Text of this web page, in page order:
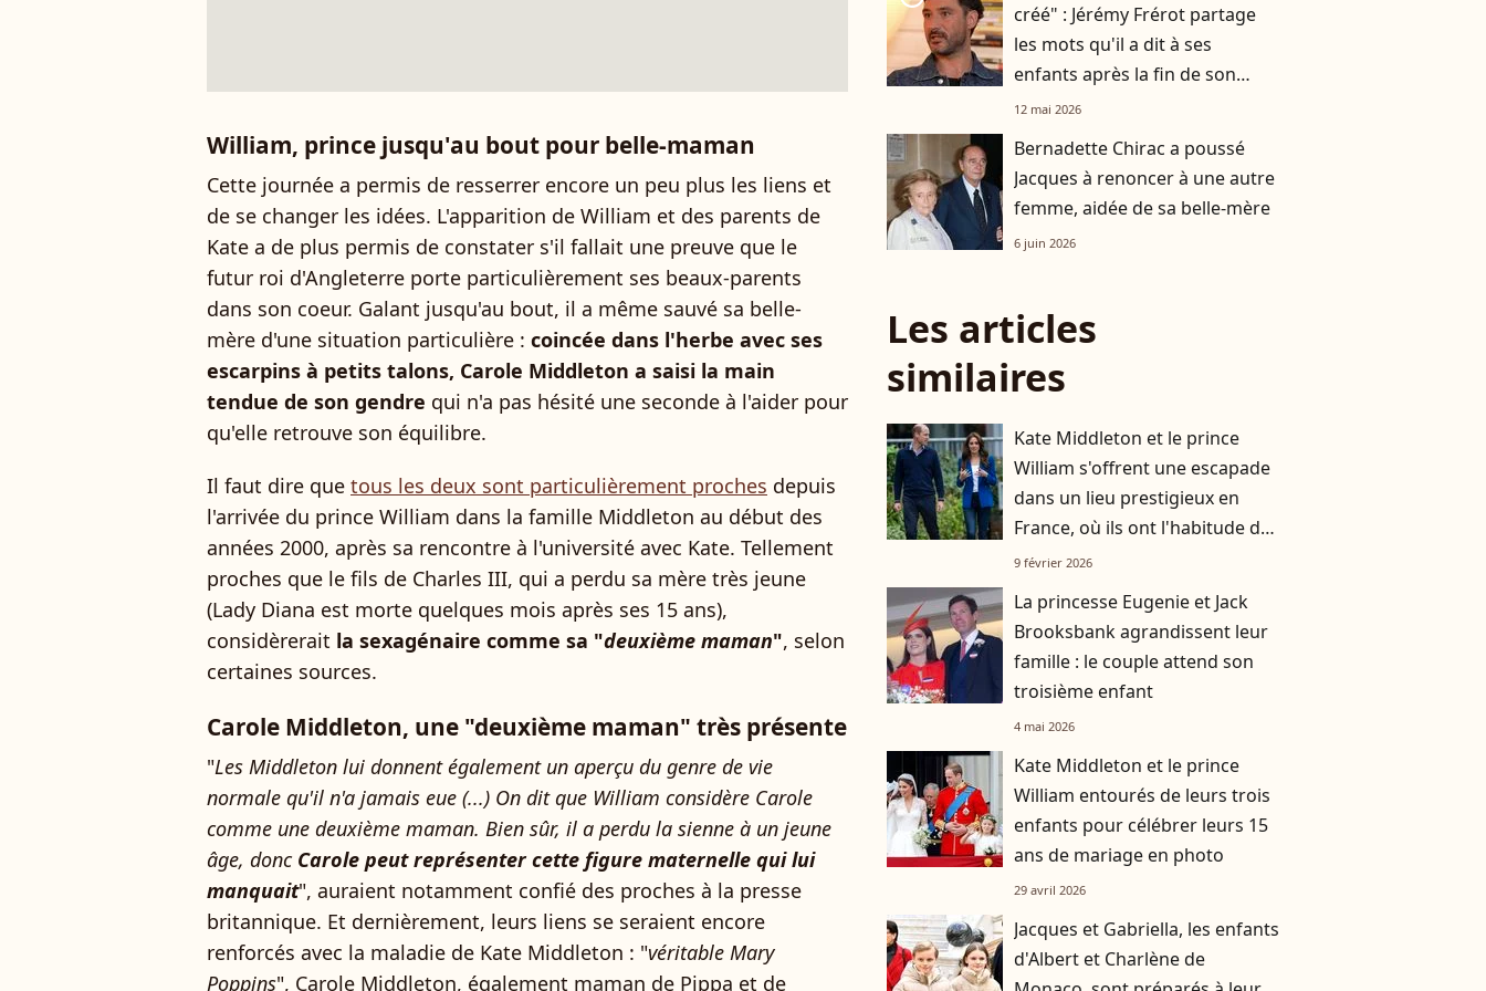
William, prince jusqu'au bout pour belle-maman
Cette journée a permis de resserrer encore un peu plus les liens et
de se changer les idées. L'apparition de William et des parents de
Kate a de plus permis de constater s'il fallait une preuve que le
futur roi d'Angleterre porte particulièrement ses beaux-parents
dans son coeur. Galant jusqu'au bout, il a même sauvé sa belle-
mère d'une situation particulière : coincée dans l'herbe avec ses
escarpins à petits talons, Carole Middleton a saisi la main
tendue de son gendre qui n'a pas hésité une seconde à l'aider pour
qu'elle retrouve son équilibre.
Il faut dire que tous les deux sont particulièrement proches depuis
l'arrivée du prince William dans la famille Middleton au début des
années 2000, après sa rencontre à l'université avec Kate. Tellement
proches que le fils de Charles III, qui a perdu sa mère très jeune
(Lady Diana est morte quelques mois après ses 15 ans),
considèrerait la sexagénaire comme sa "deuxième maman", selon
certaines sources.
Carole Middleton, une "deuxième maman" très présente
"Les Middleton lui donnent également un aperçu du genre de vie
normale qu'il n'a jamais eue (...) On dit que William considère Carole
comme une deuxième maman. Bien sûr, il a perdu la sienne à un jeune
âge, donc Carole peut représenter cette figure maternelle qui lui
manquait", auraient notamment confié des proches à la presse
britannique. Et dernièrement, leurs liens se seraient encore
renforcés avec la maladie de Kate Middleton : "véritable Mary
Poppins", Carole Middleton, également maman de Pippa et de
créé" : Jérémy Frérot partage
les mots qu'il a dit à ses
enfants après la fin de son
histoire avec leur mère Laure
12 mai 2026
Bernadette Chirac a poussé
Jacques à renoncer à une autre
femme, aidée de sa belle-mère
6 juin 2026
Les articles
similaires
Kate Middleton et le prince
William s'offrent une escapade
dans un lieu prestigieux en
France, où ils ont l'habitude de
se rendre avec leurs trois
9 février 2026
La princesse Eugenie et Jack
Brooksbank agrandissent leur
famille : le couple attend son
troisième enfant
4 mai 2026
Kate Middleton et le prince
William entourés de leurs trois
enfants pour célébrer leurs 15
ans de mariage en photo
29 avril 2026
Jacques et Gabriella, les enfants
d'Albert et Charlène de